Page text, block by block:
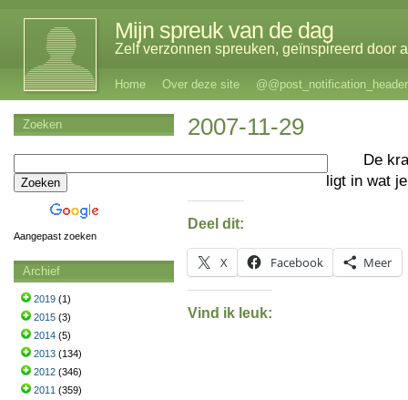
Mijn spreuk van de dag
Zelf verzonnen spreuken, geïnspireerd door
Home Over deze site @@post_notification_header
2007-11-29
De
ligt in wat
Deel dit:
X Facebook Meer
Vind ik leuk:
Zoeken
Aangepast zoeken
Archief
2019 (1)
2015 (3)
2014 (5)
2013 (134)
2012 (346)
2011 (359)